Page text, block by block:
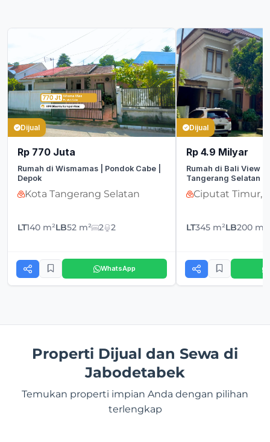
Dijual
Rp 770 Juta
Rumah di Wismamas | Pondok Cabe |
Depok
Kota Tangerang Selatan
LT140 m²LB52 m² 2 2
WhatsApp
Dijual
Rp 4.9 Milyar
Rumah di Bali View |
Tangerang Selatan
Ciputat Timur,
LT345 m²LB200 m²
Properti Dijual dan Sewa di
Jabodetabek
Temukan properti impian Anda dengan pilihan
terlengkap